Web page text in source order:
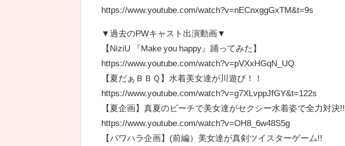
https://www.youtube.com/watch?v=nECnxggGxTM&t=9s
▼過去のPWキャスト出演動画▼
【NiziU 『Make you happy』踊ってみた】
https://www.youtube.com/watch?v=pVXxHGqN_UQ
【夏だぁＢＢＱ】水着美女達が川遊び！！
https://www.youtube.com/watch?v=g7XLvppJfGY&t=122s
【夏企画】真夏のビーチで美女達がセクシー水着姿で全力対決!!
https://www.youtube.com/watch?v=OH8_6w48S5g
【パワハラ企画】(前編）美女達が真剣ツイスターゲーム!!